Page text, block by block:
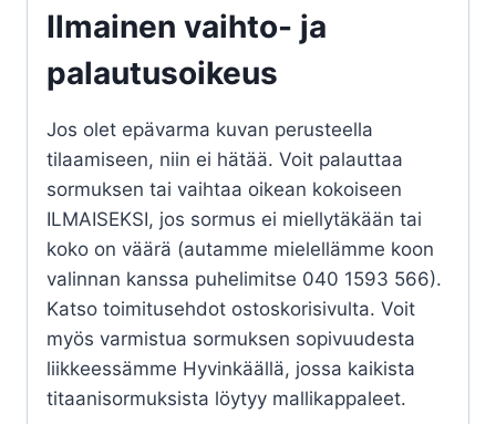
Ilmainen vaihto- ja
palautusoikeus
Jos olet epävarma kuvan perusteella
tilaamiseen, niin ei hätää. Voit palauttaa
sormuksen tai vaihtaa oikean kokoiseen
ILMAISEKSI, jos sormus ei miellytäkään tai
koko on väärä (autamme mielellämme koon
valinnan kanssa puhelimitse 040 1593 566).
Katso toimitusehdot ostoskorisivulta. Voit
myös varmistua sormuksen sopivuudesta
liikkeessämme Hyvinkäällä, jossa kaikista
titaanisormuksista löytyy mallikappaleet.